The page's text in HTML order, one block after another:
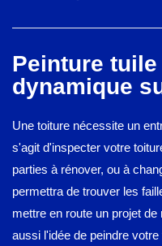
Peinture
dynamique
Une toiture nécessite un
s'agit d'inspecter votre
parties à rénover, ou à
permettra de trouver les
mettre en route un projet
aussi l'idée de peindre